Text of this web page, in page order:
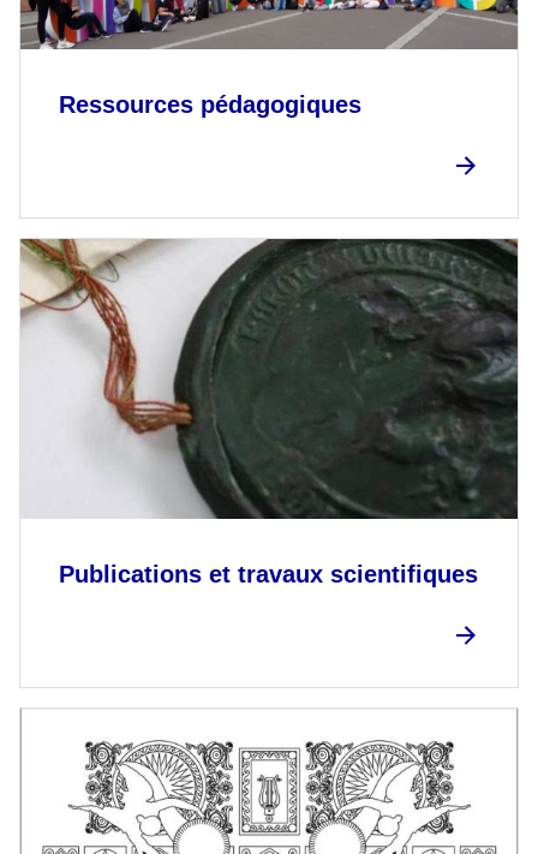
Ressources pédagogiques
Publications et travaux scientifiques